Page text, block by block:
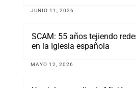
JUNIO 11, 2026
SCAM: 55 años tejiendo
en la Iglesia española
MAYO 12, 2026